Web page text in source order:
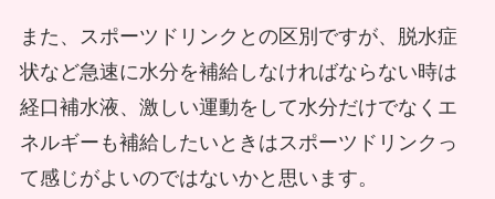
また、スポーツドリンクとの区別ですが、脱水症
状など急速に水分を補給しなければならない時は
経口補水液、激しい運動をして水分だけでなくエ
ネルギーも補給したいときはスポーツドリンクっ
て感じがよいのではないかと思います。